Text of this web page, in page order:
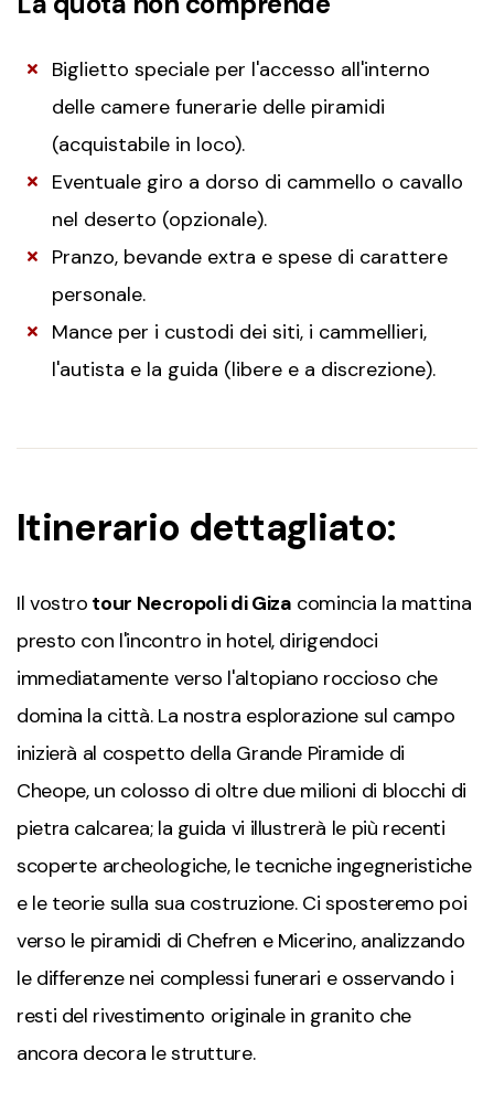
Biglietto speciale per l'accesso all'interno
delle camere funerarie delle piramidi
(acquistabile in loco).
Eventuale giro a dorso di cammello o cavallo
nel deserto (opzionale).
Pranzo, bevande extra e spese di carattere
personale.
Mance per i custodi dei siti, i cammellieri,
l'autista e la guida (libere e a discrezione).
Itinerario dettagliato:
Il vostro tour Necropoli di Giza comincia la mattina
presto con l'incontro in hotel, dirigendoci
immediatamente verso l'altopiano roccioso che
domina la città. La nostra esplorazione sul campo
inizierà al cospetto della Grande Piramide di
Cheope, un colosso di oltre due milioni di blocchi di
pietra calcarea; la guida vi illustrerà le più recenti
scoperte archeologiche, le tecniche ingegneristiche
e le teorie sulla sua costruzione. Ci sposteremo poi
verso le piramidi di Chefren e Micerino, analizzando
le differenze nei complessi funerari e osservando i
resti del rivestimento originale in granito che
ancora decora le strutture.